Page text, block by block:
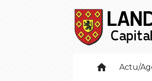
home Actu/